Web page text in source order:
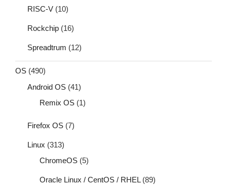
RISC-V (10)
Rockchip (16)
Spreadtrum (12)
OS (490)
Android OS (41)
Remix OS (1)
Firefox OS (7)
Linux (313)
ChromeOS (5)
Oracle Linux / CentOS / RHEL(89)